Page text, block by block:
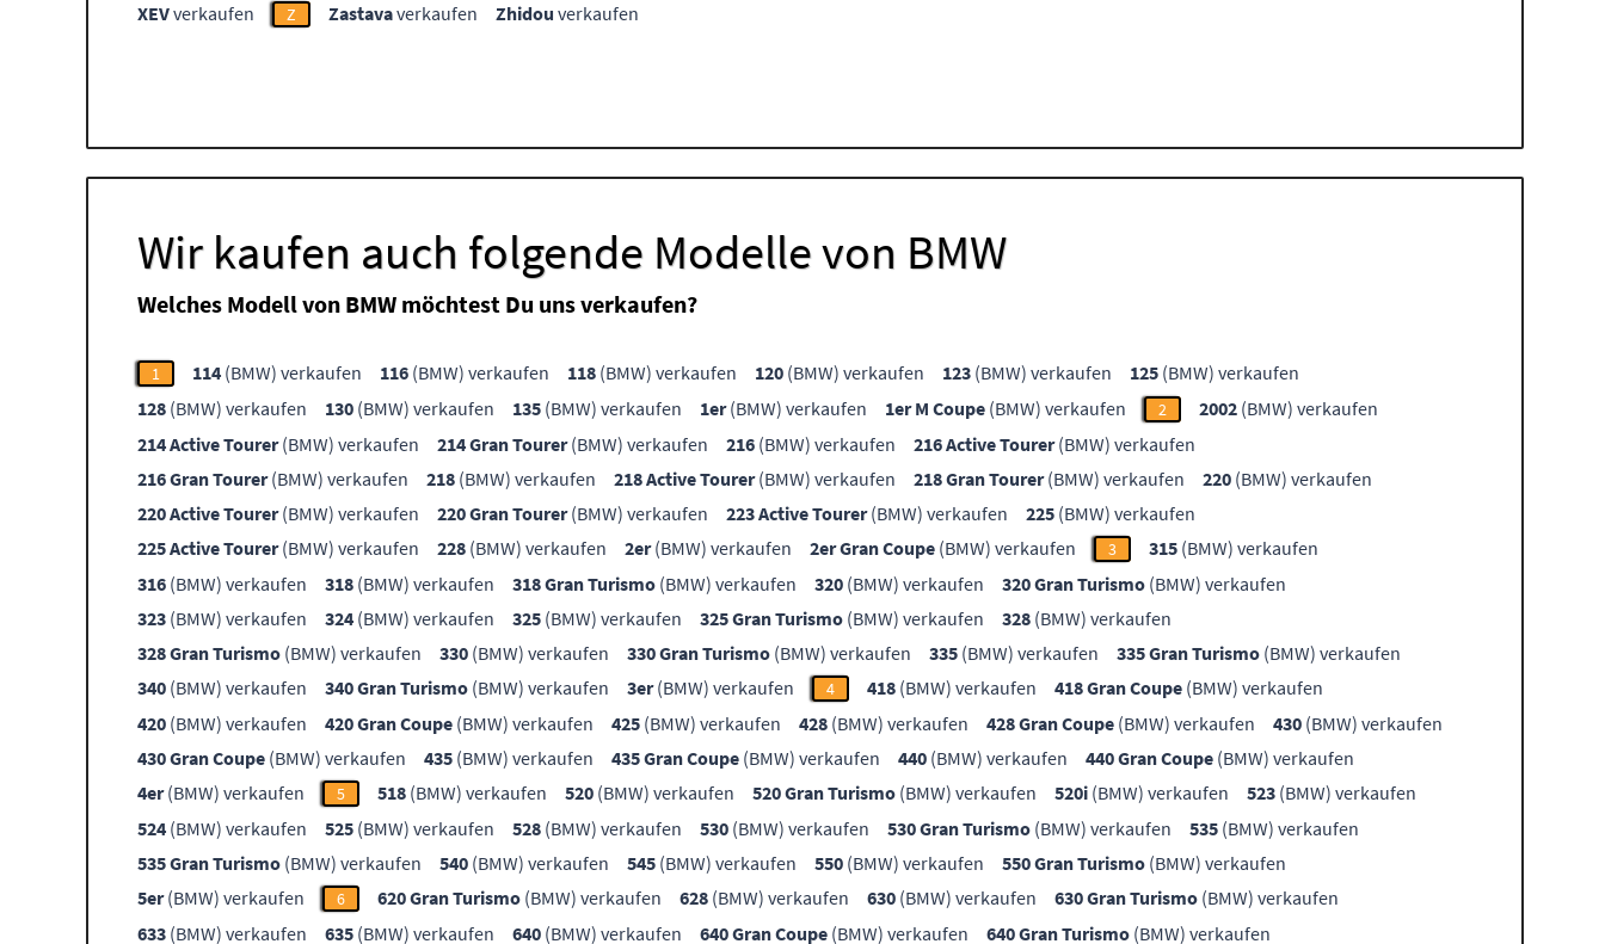
XEVverkaufen Z Zastavaverkaufen Zhidou verkaufen
Wir kaufen auch folgende Modelle von BMW
Welches Modell von BMW möchtest Du uns verkaufen?
1 114 (BMW) verkaufen 116 (BMW) verkaufen 118 (BMW) verkaufen 120 (BMW) verkaufen 123 (BMW) verkaufen 125 (BMW) verkaufen
128 (BMW) verkaufen 130 (BMW) verkaufen 135 (BMW) verkaufen 1er(BMW) verkaufen 1er M Coupe (BMW) verkaufen 2 2002 (BMW) verkaufen
214 Active Tourer(BMW) verkaufen 214 Gran Tourer(BMW) verkaufen 216 (BMW) verkaufen 216 Active Tourer(BMW) verkaufen
216 Gran Tourer(BMW) verkaufen 218 (BMW) verkaufen 218 Active Tourer(BMW) verkaufen 218 Gran Tourer(BMW) verkaufen 220 (BMW) verkaufen
220 Active Tourer(BMW) verkaufen 220 Gran Tourer(BMW) verkaufen 223 Active Tourer(BMW) verkaufen 225 (BMW) verkaufen
225 Active Tourer(BMW) verkaufen 228 (BMW) verkaufen 2er(BMW) verkaufen 2er Gran Coupe (BMW) verkaufen 3 315 (BMW) verkaufen
316 (BMW) verkaufen 318 (BMW) verkaufen 318 Gran Turismo (BMW) verkaufen 320 (BMW) verkaufen 320 Gran Turismo (BMW) verkaufen
323 (BMW) verkaufen 324 (BMW) verkaufen 325 (BMW) verkaufen 325 Gran Turismo (BMW) verkaufen 328 (BMW) verkaufen
328 Gran Turismo (BMW) verkaufen 330 (BMW) verkaufen 330 Gran Turismo (BMW) verkaufen 335 (BMW) verkaufen 335 Gran Turismo (BMW) verkaufen
340 (BMW) verkaufen 340 Gran Turismo (BMW) verkaufen 3er(BMW) verkaufen 4 418 (BMW) verkaufen 418 Gran Coupe (BMW) verkaufen
420 (BMW) verkaufen 420 Gran Coupe (BMW) verkaufen 425 (BMW) verkaufen 428 (BMW) verkaufen 428 Gran Coupe (BMW) verkaufen 430 (BMW) verkaufen
430 Gran Coupe (BMW) verkaufen 435 (BMW) verkaufen 435 Gran Coupe (BMW) verkaufen 440 (BMW) verkaufen 440 Gran Coupe (BMW) verkaufen
4er(BMW) verkaufen 5 518 (BMW) verkaufen 520 (BMW) verkaufen 520 Gran Turismo (BMW) verkaufen 520i (BMW) verkaufen 523 (BMW) verkaufen
524 (BMW) verkaufen 525 (BMW) verkaufen 528 (BMW) verkaufen 530 (BMW) verkaufen 530 Gran Turismo (BMW) verkaufen 535 (BMW) verkaufen
535 Gran Turismo (BMW) verkaufen 540 (BMW) verkaufen 545 (BMW) verkaufen 550 (BMW) verkaufen 550 Gran Turismo (BMW) verkaufen
5er(BMW) verkaufen 6 620 Gran Turismo (BMW) verkaufen 628 (BMW) verkaufen 630 (BMW) verkaufen 630 Gran Turismo (BMW) verkaufen
633 (BMW) verkaufen 635 (BMW) verkaufen 640 (BMW) verkaufen 640 Gran Coupe (BMW) verkaufen 640 Gran Turismo (BMW) verkaufen